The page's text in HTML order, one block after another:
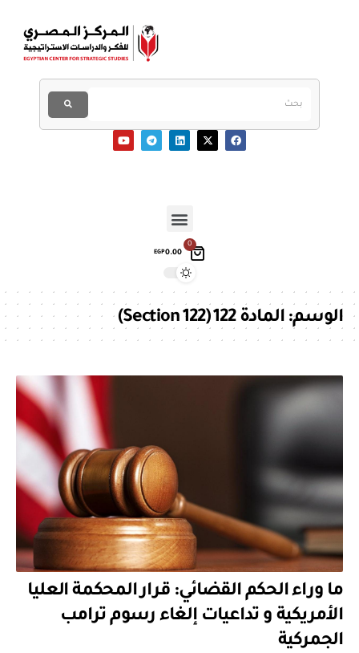
0
EGP0.00
الوسم:المادة 122 (Section 122)
ما وراء الحكم القضائي: قرار المحكمة العليا
الأمريكية و تداعيات إلغاء رسوم ترامب
الجمركية